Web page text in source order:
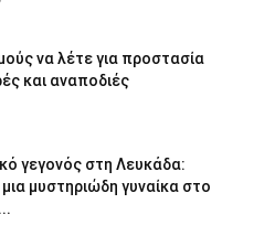
να λέτε για προστασία
και αναποδιές
γεγονός στη Λευκάδα:
μυστηριώδη γυναίκα στο